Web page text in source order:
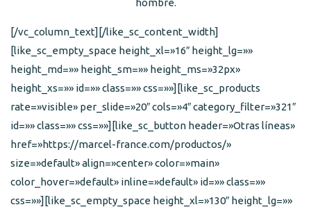
[/vc_column_text][/like_sc_content_width]
[like_sc_empty_space height_xl=»16″ height_lg=»»
height_md=»» height_sm=»» height_ms=»32px»
height_xs=»» id=»» class=»» css=»»][like_sc_products
rate=»visible» per_slide=»20″ cols=»4″ category_filter=»321″
id=»» class=»» css=»»][like_sc_button header=»Otras líneas»
href=»https://marcel-france.com/productos/»
size=»default» align=»center» color=»main»
color_hover=»default» inline=»default» id=»» class=»»
css=»»][like_sc_empty_space height_xl=»130″ height_lg=»»